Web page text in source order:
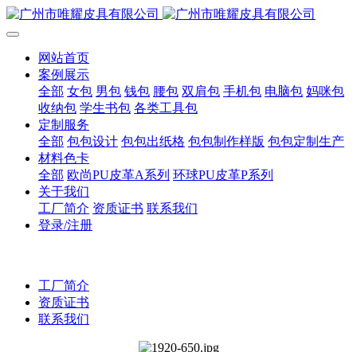
网站首页
案例展示
全部 女包 男包 钱包 腰包 双肩包 手机包 电脑包 妈咪包
收纳包 学生书包 各类工具包
定制服务
全部 包包设计 包包出纸格 包包制作样版 包包定制生产
材料色卡
全部 欧尚PU皮革A系列 环球PU皮革P系列
关于我们
工厂简介 资质证书 联系我们
登录/注册
工厂简介
资质证书
联系我们